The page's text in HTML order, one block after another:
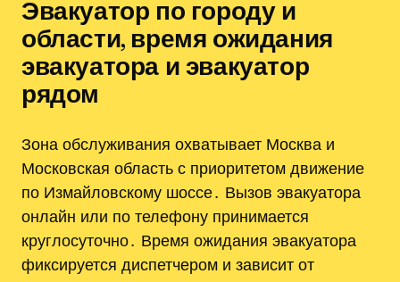
Эвакуатор по городу и
области, время ожидания
эвакуатора и эвакуатор
рядом
Зона обслуживания охватывает Москва и
Московская область с приоритетом движение
по Измайловскому шоссе․ Вызов эвакуатора
онлайн или по телефону принимается
круглосуточно․ Время ожидания эвакуатора
фиксируется диспетчером и зависит от